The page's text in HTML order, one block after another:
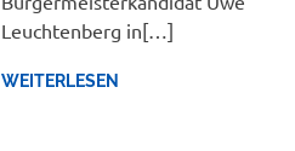
Leuchtenberg in[…]
WEITERLESEN